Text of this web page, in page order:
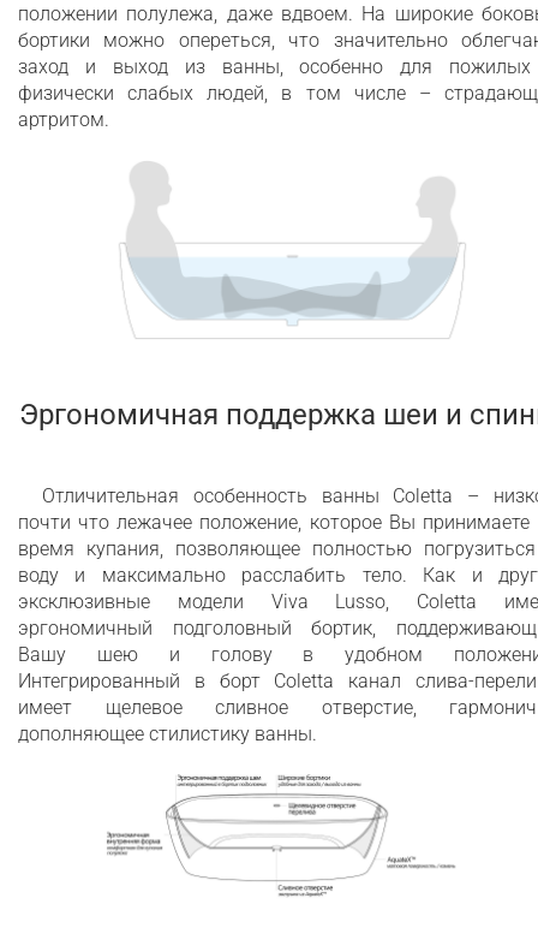
положении полулежа, даже вдвоем. На широкие
бортики можно опереться, что значительно
заход и выход из ванны, особенно для
физически слабых людей, в том числе –
артритом.
Эргономичная поддержка шеи и
Отличительная особенность ванны Coletta –
почти что лежачее положение, которое Вы принимаете
время купания, позволяющее полностью
воду и максимально расслабить тело. Как и
эксклюзивные модели Viva Lusso, Coletta
эргономичный подголовный бортик,
Вашу шею и голову в удобном
Интегрированный в борт Coletta канал слива-
имеет щелевое сливное отверстие,
дополняющее стилистику ванны.